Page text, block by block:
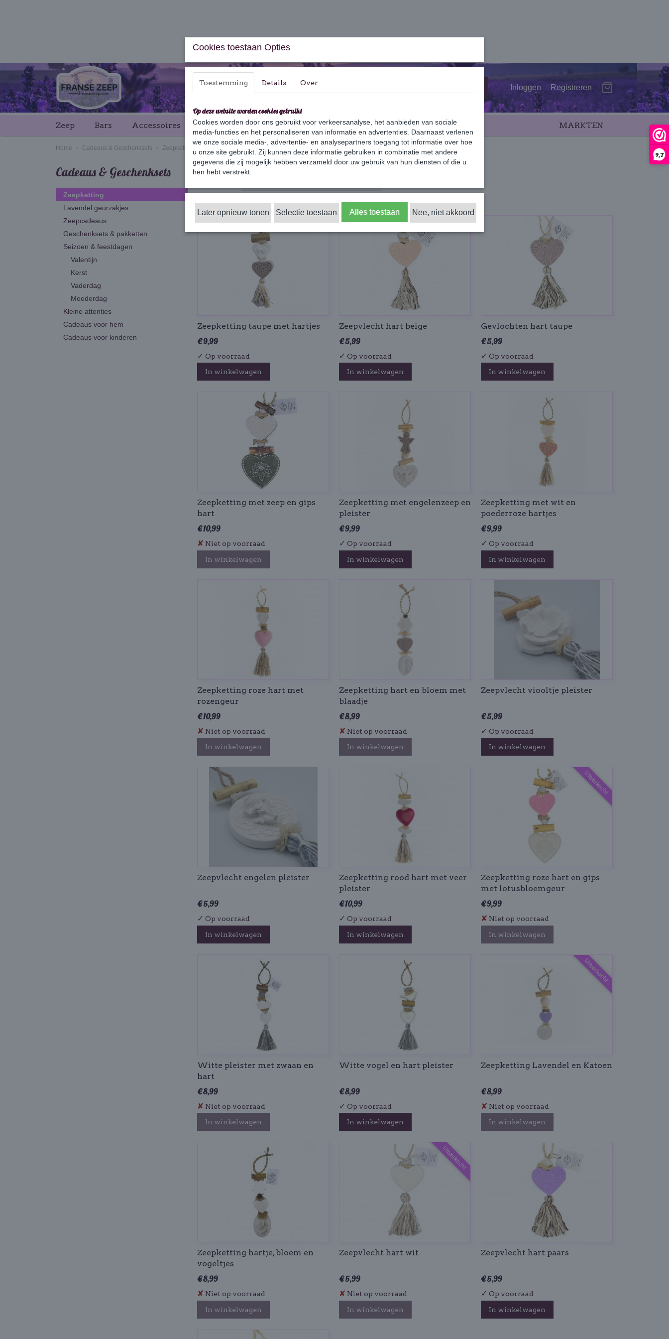
9,7
Inloggen Registreren
MARKTEN
Zeep Bars Accessoires Cadeaus & Geschenksets Huishouden Verzorging SALE
Home › Cadeaus & Geschenksets › Zeepketting
Cadeaus & Geschenksets
Zeepketting
Lavendel geurzakjes
Zeepcadeaus
Geschenksets & pakketten
Seizoen & feestdagen
Valentijn
Kerst
Vaderdag
Moederdag
Kleine attenties
Cadeaus voor hem
Cadeaus voor kinderen
Zeepketting taupe met hartjes
€ 9,99
✓ Op voorraad
In winkelwagen
Zeepvlecht hart beige
€ 5,99
✓ Op voorraad
In winkelwagen
Gevlochten hart taupe
€ 5,99
✓ Op voorraad
In winkelwagen
Zeepketting met zeep en gips
hart
€ 10,99
✘ Niet op voorraad
In winkelwagen
Zeepketting met engelenzeep en
pleister
€ 9,99
✓ Op voorraad
In winkelwagen
Zeepketting met wit en
poederroze hartjes
€ 9,99
✓ Op voorraad
In winkelwagen
Zeepketting roze hart met
rozengeur
€ 10,99
✘ Niet op voorraad
In winkelwagen
Zeepketting hart en bloem met
blaadje
€ 8,99
✘ Niet op voorraad
In winkelwagen
Zeepvlecht viooltje pleister
€ 5,99
✓ Op voorraad
In winkelwagen
Zeepvlecht engelen pleister
€ 5,99
✓ Op voorraad
In winkelwagen
Zeepketting rood hart met veer
pleister
€ 10,99
✓ Op voorraad
In winkelwagen
Uitverkocht
Zeepketting roze hart en gips
met lotusbloemgeur
€ 9,99
✘ Niet op voorraad
In winkelwagen
Witte pleister met zwaan en
hart
€ 8,99
✘ Niet op voorraad
In winkelwagen
Witte vogel en hart pleister
€ 8,99
✓ Op voorraad
In winkelwagen
Uitverkocht
Zeepketting Lavendel en Katoen
€ 8,99
✘ Niet op voorraad
In winkelwagen
Zeepketting hartje, bloem en
vogeltjes
€ 8,99
✘ Niet op voorraad
In winkelwagen
Uitverkocht
Zeepvlecht hart wit
€ 5,99
✘ Niet op voorraad
In winkelwagen
Zeepvlecht hart paars
€ 5,99
✓ Op voorraad
In winkelwagen
Cookies toestaan Opties
Toestemming Details Over
Op deze website worden cookies gebruikt
Cookies worden door ons gebruikt voor verkeersanalyse, het aanbieden van sociale
media-functies en het personaliseren van informatie en advertenties. Daarnaast verlenen
we onze sociale media-, advertentie- en analysepartners toegang tot informatie over hoe
u onze site gebruikt. Zij kunnen deze informatie gebruiken in combinatie met andere
gegevens die zij mogelijk hebben verzameld door uw gebruik van hun diensten of die u
hen hebt verstrekt.
Later opnieuw tonen Selectie toestaan Alles toestaan Nee, niet akkoord